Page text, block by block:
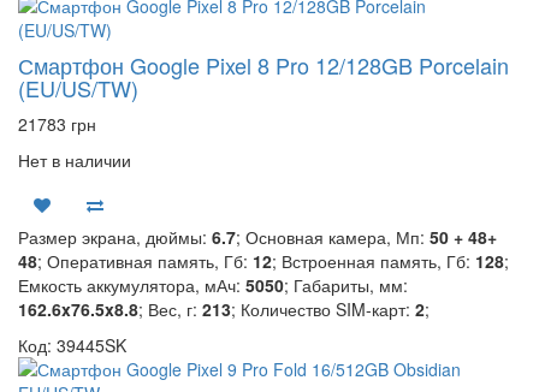
Смартфон Google Pixel 8 Pro 12/128GB Porcelain
(EU/US/TW)
21783 грн
Нет в наличии
Размер экрана, дюймы: 6.7; Основная камера, Мп: 50 + 48+
48; Оперативная память, Гб: 12; Встроенная память, Гб: 128;
Емкость аккумулятора, мАч: 5050; Габариты, мм:
162.6x76.5x8.8; Вес, г: 213; Количество SIM-карт: 2;
Код: 39445SK